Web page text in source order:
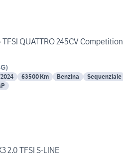
TFSI QUATTRO 245CV Competition
)
63500 Km Benzina
Sequenziale
2.0 TFSI S-LINE